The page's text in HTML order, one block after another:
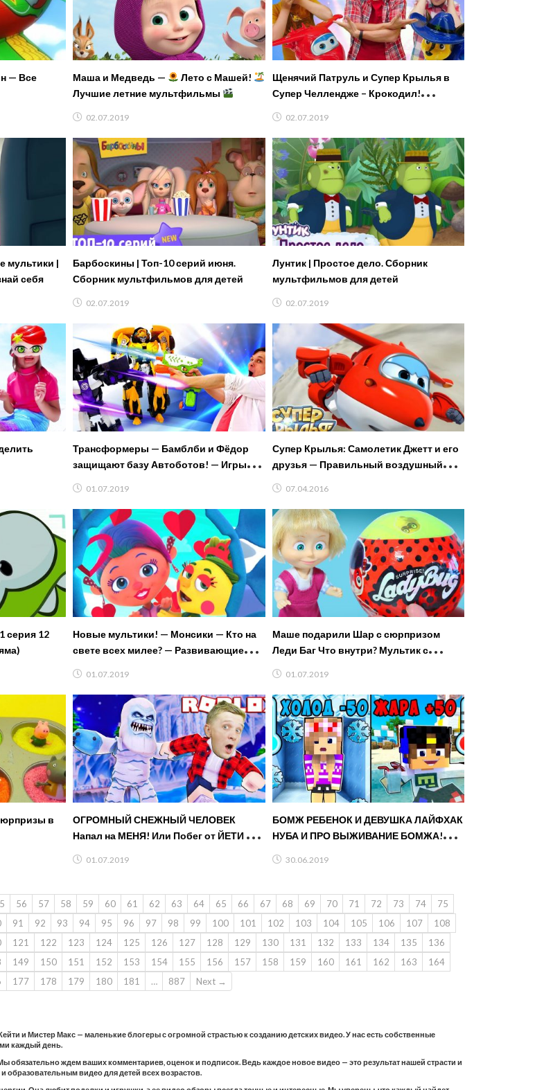
— Все
Маша и Медведь —
Лето с Машей!
Лучшие летние мультфильмы
02.07.2019
Щенячий Патруль и Супер Крылья в
Супер Челлендже – Крокодил!
02.07.2019
мультики |
себя
Барбоскины | Топ-10 серий июня.
Сборник мультфильмов для детей
02.07.2019
Лунтик | Простое дело. Сборник
мультфильмов для детей
02.07.2019
Трансформеры — Бамблби и Фёдор
защищают базу Автоботов! — Игры
01.07.2019
Супер Крылья: Самолетик Джетт и его
друзья — Правильный воздушный
07.04.2016
серия 12
Новые мультики! — Монсики — Кто на
свете всех милее? — Развивающие
01.07.2019
Маше подарили Шар с сюрпризом
Леди Баг Что внутри? Мультик с
01.07.2019
в
ОГРОМНЫЙ СНЕЖНЫЙ ЧЕЛОВЕК
Напал на МЕНЯ! Или Побег от ЙЕТИ в
ROBLOX от FFGTV
01.07.2019
БОМЖ РЕБЕНОК И ДЕВУШКА ЛАЙФХАК
НУБА И ПРО ВЫЖИВАНИЕ БОМЖА!
МАЙНКРАФТ В РЕАЛЬНОЙ ЖИЗНИ
30.06.2019
56 57 58 59 60 61 62 63 64 65 66 67 68 69 70 71 72 73 74
75
91 92 93 94 95 96 97 98 99 100 101 102 103 104 105 106 107
108
121 122 123 124 125 126 127 128 129 130 131 132 133 134 135
136
149 150 151 152 153 154 155 156 157 158 159 160 161 162 163
164
177 178 179 180 181 … 887 Next →
и Мистер Макс — маленькие блогеры с огромной страстью к созданию детских видео. У нас есть собственные
каждый день.
ждем ваших комментариев, оценок и подписок. Ведь каждое новое видео — это результат нашей страсти и
видео для детей всех возрастов.